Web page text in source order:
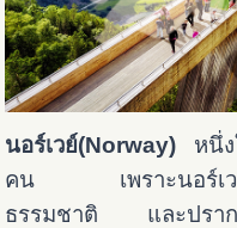
นอร์เวย์(Norway) หนึ่ง
คน เพราะนอร์เวย์เ
ธรรมชาติ และปราก